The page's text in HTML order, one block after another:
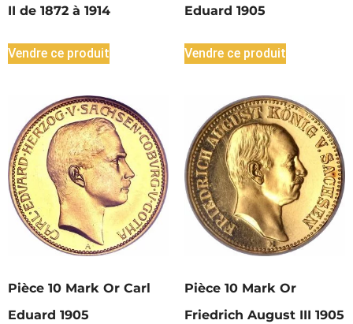
II de 1872 à 1914
Vendre ce produit
Eduard 1905
Vendre ce produit
Pièce 10 Mark Or Carl
Eduard 1905
Pièce 10 Mark Or
Friedrich August III 1905